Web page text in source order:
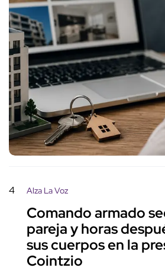
4 Alza La Voz
Comando armado
pareja y horas
sus cuerpos en la
Cointzio